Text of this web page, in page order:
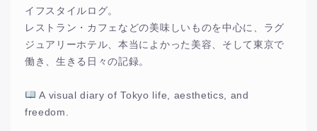
イフスタイルログ。
レストラン・カフェなどの美味しいものを中心に、ラグ
ジュアリーホテル、本当によかった美容、そして東京で
働き、生きる日々の記録。
A visual diary of Tokyo life, aesthetics, and
freedom.